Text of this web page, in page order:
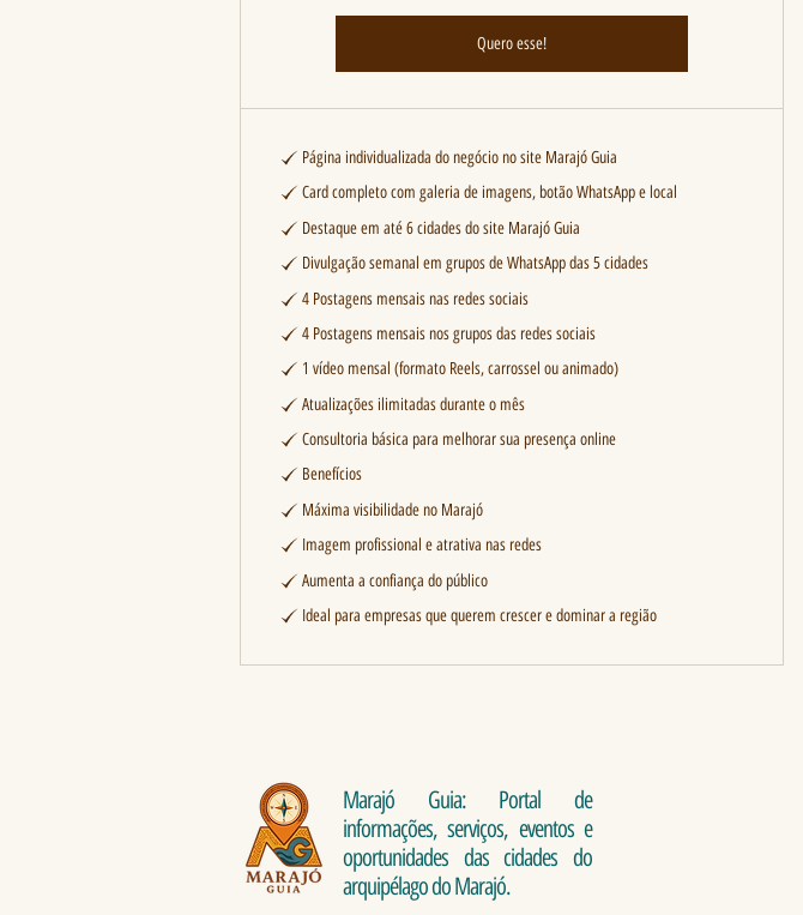
Quero esse!
Página individualizada do negócio no site Marajó Guia
Card completo com galeria de imagens, botão WhatsApp e local
Destaque em até 6 cidades do site Marajó Guia
Divulgação semanal em grupos de WhatsApp das 5 cidades
4 Postagens mensais nas redes sociais
4 Postagens mensais nos grupos das redes sociais
1 vídeo mensal (formato Reels, carrossel ou animado)
Atualizações ilimitadas durante o mês
Consultoria básica para melhorar sua presença online
Benefícios
Máxima visibilidade no Marajó
Imagem profissional e atrativa nas redes
Aumenta a confiança do público
Ideal para empresas que querem crescer e dominar a região
Marajó Guia: Portal de
informações, serviços, eventos e
oportunidades das cidades do
arquipélago do Marajó.